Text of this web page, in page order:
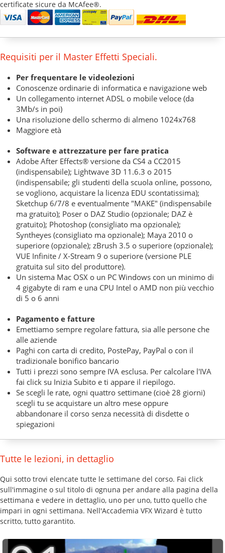
certificate sicure da McAfee®.
Requisiti per il Master Effetti Speciali.
Per frequentare le videolezioni
Conoscenze ordinarie di informatica e navigazione web
Un collegamento internet ADSL o mobile veloce (da
3Mb/s in poi)
Una risoluzione dello schermo di almeno 1024x768
Maggiore età
Software e attrezzature per fare pratica
Adobe After Effects® versione da CS4 a CC2015
(indispensabile); Lightwave 3D 11.6.3 o 2015
(indispensabile; gli studenti della scuola online, possono,
se vogliono, acquistare la licenza EDU scontatissima);
Sketchup 6/7/8 e eventualmente "MAKE" (indispensabile
ma gratuito); Poser o DAZ Studio (opzionale; DAZ è
gratuito); Photoshop (consigliato ma opzionale);
Syntheyes (consigliato ma opzionale); Maya 2010 o
superiore (opzionale); zBrush 3.5 o superiore (opzionale);
VUE Infinite / X-Stream 9 o superiore (versione PLE
gratuita sul sito del produttore).
Un sistema Mac OSX o un PC Windows con un minimo di
4 gigabyte di ram e una CPU Intel o AMD non più vecchio
di 5 o 6 anni
Pagamento e fatture
Emettiamo sempre regolare fattura, sia alle persone che
alle aziende
Paghi con carta di credito, PostePay, PayPal o con il
tradizionale bonifico bancario
Tutti i prezzi sono sempre IVA esclusa. Per calcolare l'IVA
fai click su Inizia Subito e ti appare il riepilogo.
Se scegli le rate, ogni quattro settimane (cioè 28 giorni)
scegli tu se acquistare un altro mese oppure
abbandonare il corso senza necessità di disdette o
spiegazioni
Tutte le lezioni, in dettaglio
Qui sotto trovi elencate tutte le settimane del corso. Fai click
sull'immagine o sul titolo di ognuna per andare alla pagina della
settimana e vedere in dettaglio, uno per uno, tutto quello che
impari in ogni settimana. Nell'Accademia VFX Wizard è tutto
scritto, tutto garantito.